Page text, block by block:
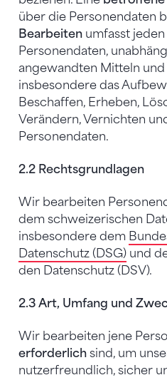
über die Personendaten
Bearbeiten umfasst
Personendaten,
angewandten Mitteln und
insbesondere das
Beschaffen, Erheben,
Verändern, Vernichten
Personendaten.
2.2 Rechtsgrundlagen
Wir bearbeiten
dem schweizerischen
insbesondere dem
Datenschutz (DSG) und
den Datenschutz (DSV).
2.3 Art, Umfang und
Wir bearbeiten jene
erforderlich sind, um
nutzerfreundlich, sicher